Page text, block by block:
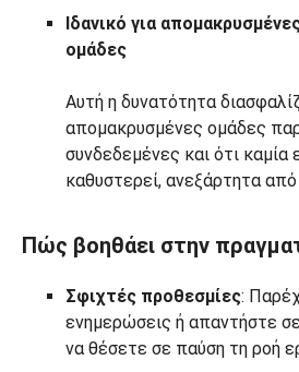
Ιδανικό για
ομάδες
Αυτή η δυνατότητα
απομακρυσμένες ομάδες
συνδεδεμένες και ότι
καθυστερεί, ανεξάρτητα
Πώς βοηθάει στην
Σφιχτές προθεσμίες:
ενημερώσεις ή απαντήστε
να θέσετε σε παύση τη ροή